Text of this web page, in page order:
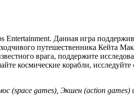
Entertainment. Данная игра
путешественника Кейта
врага, поддержите
космические корабли,
(space games), Экшен (action